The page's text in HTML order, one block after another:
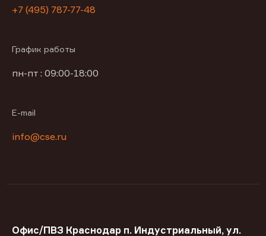
+7 (495) 787-77-48
График работы
пн-пт : 09:00-18:00
E-mail
info@cse.ru
Офис/ПВЗ Краснодар п. Индустриальный, ул.